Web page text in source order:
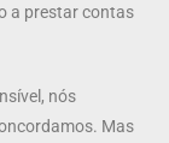
a prestar contas
nós
Mas